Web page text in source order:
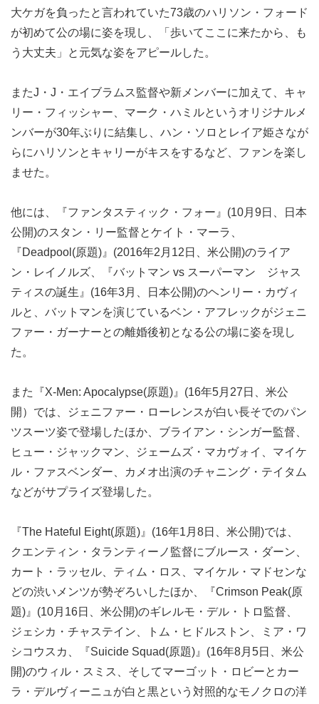
大ケガを負ったと言われていた73歳のハリソン・フォード
が初めて公の場に姿を現し、「歩いてここに来たから、も
う大丈夫」と元気な姿をアピールした。
またJ・J・エイブラムス監督や新メンバーに加えて、キャ
リー・フィッシャー、マーク・ハミルというオリジナルメ
ンバーが30年ぶりに結集し、ハン・ソロとレイア姫さなが
らにハリソンとキャリーがキスをするなど、ファンを楽し
ませた。
他には、『ファンタスティック・フォー』(10月9日、日本
公開)のスタン・リー監督とケイト・マーラ、
『Deadpool(原題)』(2016年2月12日、米公開)のライア
ン・レイノルズ、『バットマン vs スーパーマン ジャス
ティスの誕生』(16年3月、日本公開)のヘンリー・カヴィ
ルと、バットマンを演じているベン・アフレックがジェニ
ファー・ガーナーとの離婚後初となる公の場に姿を現し
た。
また『X-Men: Apocalypse(原題)』(16年5月27日、米公
開）では、ジェニファー・ローレンスが白い長そでのパン
ツスーツ姿で登場したほか、ブライアン・シンガー監督、
ヒュー・ジャックマン、ジェームズ・マカヴォイ、マイケ
ル・ファスベンダー、カメオ出演のチャニング・テイタム
などがサプライズ登場した。
『The Hateful Eight(原題)』(16年1月8日、米公開)では、
クエンティン・タランティーノ監督にブルース・ダーン、
カート・ラッセル、ティム・ロス、マイケル・マドセンな
どの渋いメンツが勢ぞろいしたほか、『Crimson Peak(原
題)』(10月16日、米公開)のギレルモ・デル・トロ監督、
ジェシカ・チャステイン、トム・ヒドルストン、ミア・ワ
シコウスカ、『Suicide Squad(原題)』(16年8月5日、米公
開)のウィル・スミス、そしてマーゴット・ロビーとカー
ラ・デルヴィーニュが白と黒という対照的なモノクロの洋